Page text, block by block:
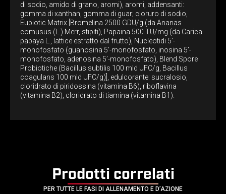
di sodio, amido di grano, aromi), aromi, addensanti:
gomma di xanthan, gomma di guar; cloruro di sodio,
Eubiotic Matrix [Bromelina 2500 GDU/g (da Ananas
comusus (L.) Merr, stipiti), Papaina 500 TU/mg (da Carica
papaya L., lattice estratto dal frutto), Nucleotidi 5’-
monofosfato (guanosina 5’-monofosfato, inosina 5’-
monofosfato, adenosina 5’-monofosfato), Blend Spore
Probiotiche (Bacillus subtilis 100 mld UFC/g, Bacillus
coagulans 100 mld UFC/g)], edulcorante: sucralosio,
cloridrato di piridossina (vitamina B6), riboflavina
(vitamina B2), cloridrato di tiamina (vitamina B1).
Prodotti correlati
PER TUTTE LE FASI DI ALLENAMENTO E D’AZIONE